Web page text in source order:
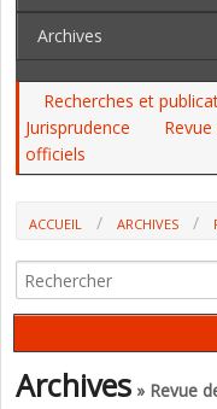
Archives
Recherches et
Jurisprudence
officiels
ACCUEIL ARCHIVES
LELIÈVRE, LUC ROUBAN)
Archives » Revue